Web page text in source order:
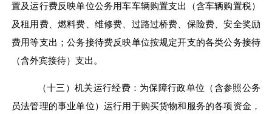
置及运行费反映单位公务用车车辆购置支出（含车辆购置税）
及租用费、燃料费、维修费、过路过桥费、保险费、安全奖励
费用等支出；公务接待费反映单位按规定开支的各类公务接待
（含外宾接待）支出。
（十三）机关运行经费：为保障行政单位（含参照公务
员法管理的事业单位）运行用于购买货物和服务的各项资金，